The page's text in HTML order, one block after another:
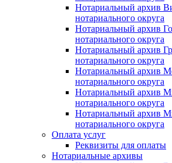
Нотариальный архив
нотариального округа
Нотариальный архив
нотариального округа
Нотариальный архив
нотариального округа
Нотариальный архив
нотариального округа
Нотариальный архив
нотариального округа
Нотариальный архив
нотариального округа
Оплата услуг
Реквизиты для оплаты
Нотариальные архивы